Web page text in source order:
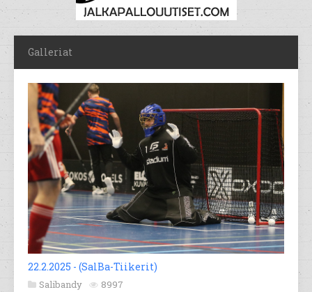
Galleriat
22.2.2025 - (SalBa-Tiikerit)
Salibandy 8997